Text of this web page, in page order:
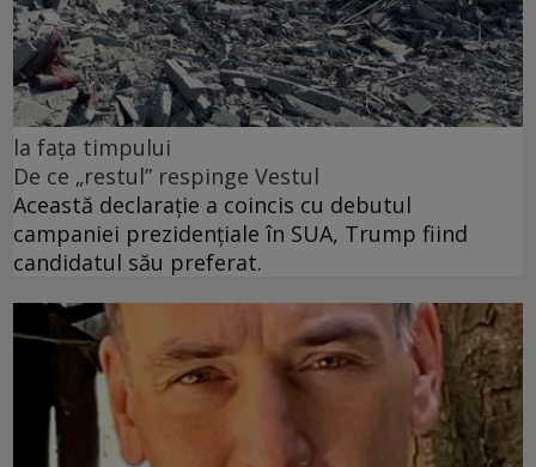
la fața timpului
De ce „restul” respinge Vestul
Această declarație a coincis cu debutul
campaniei prezidențiale în SUA, Trump fiind
candidatul său preferat.